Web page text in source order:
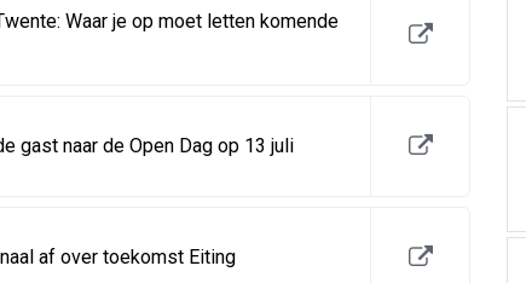
Waar je op moet letten komende
gast naar de Open Dag op 13 juli
af over toekomst Eiting